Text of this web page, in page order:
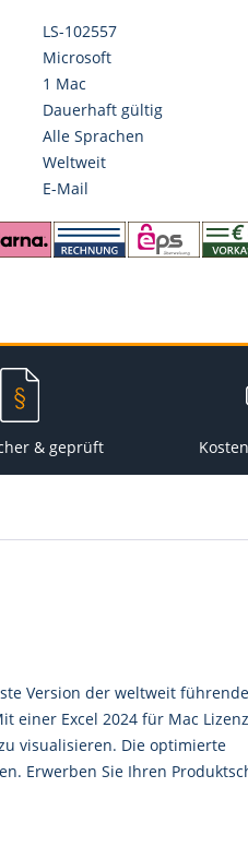
LS-102557
Microsoft
1 Mac
Dauerhaft gültig
Alle Sprachen
Weltweit
E-Mail
& geprüft
Version der weltweit
einer Excel 2024 für Mac
visualisieren. Die optimierte
Erwerben Sie Ihren